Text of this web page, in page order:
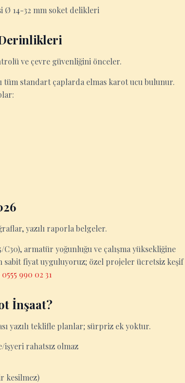
Ø 14-32 mm soket delikleri
ve çevre güvenliğini önceler.
tüm standart çaplarda elmas karot ucu bulunur.
yazılı raporla belgeler.
C30), armatür yoğunluğu ve çalışma yüksekliğine
sabit fiyat uyguluyoruz; özel projeler ücretsiz keşif
0555 990 02 31
İnşaat?
yazılı teklifle planlar; sürpriz ek yoktur.
rahatsız olmaz
kesilmez)